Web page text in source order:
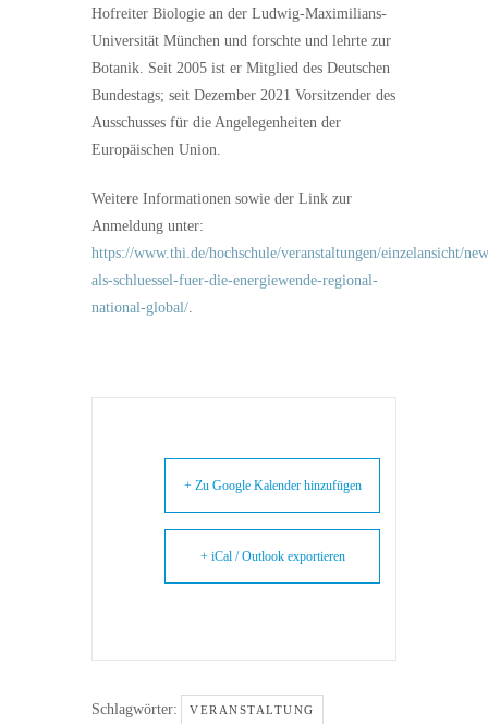
Hofreiter Biologie an der Ludwig-Maximilians-
Universität München und forschte und lehrte zur
Botanik. Seit 2005 ist er Mitglied des Deutschen
Bundestags; seit Dezember 2021 Vorsitzender des
Ausschusses für die Angelegenheiten der
Europäischen Union.
Weitere Informationen sowie der Link zur
Anmeldung unter:
https://www.thi.de/hochschule/veranstaltungen/einzelansicht/
als-schluessel-fuer-die-energiewende-regional-
national-global/.
+ Zu Google Kalender hinzufügen
+ iCal / Outlook exportieren
Schlagwörter: VERANSTALTUNG